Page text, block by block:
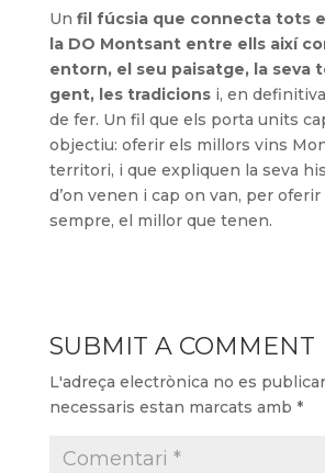
Un fil fúcsia que connecta tots
la DO Montsant entre ells així
entorn, el seu paisatge, la seva
gent, les tradicionsi, en
de fer. Un fil que els porta units
objectiu: oferir els millors vins
territori, i que expliquen la seva
d’on venen i cap on van, per
sempre, el millor que tenen.
SUBMIT A COMMENT
L'adreça electrònica no es
necessaris estan marcats amb *